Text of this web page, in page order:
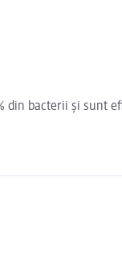
bacterii și sunt